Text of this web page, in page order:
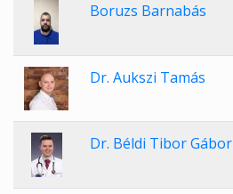
Boruzs Barnabás
Dr. Aukszi Tamás
Dr. Béldi Tibor Gábor